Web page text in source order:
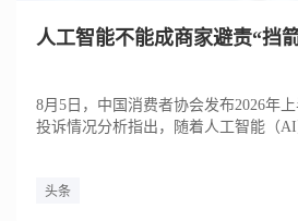
人工智能不能成商家避责“挡
8月5日，中国消费者协会发布2026年
投诉情况分析指出，随着人工智能（AI
头条